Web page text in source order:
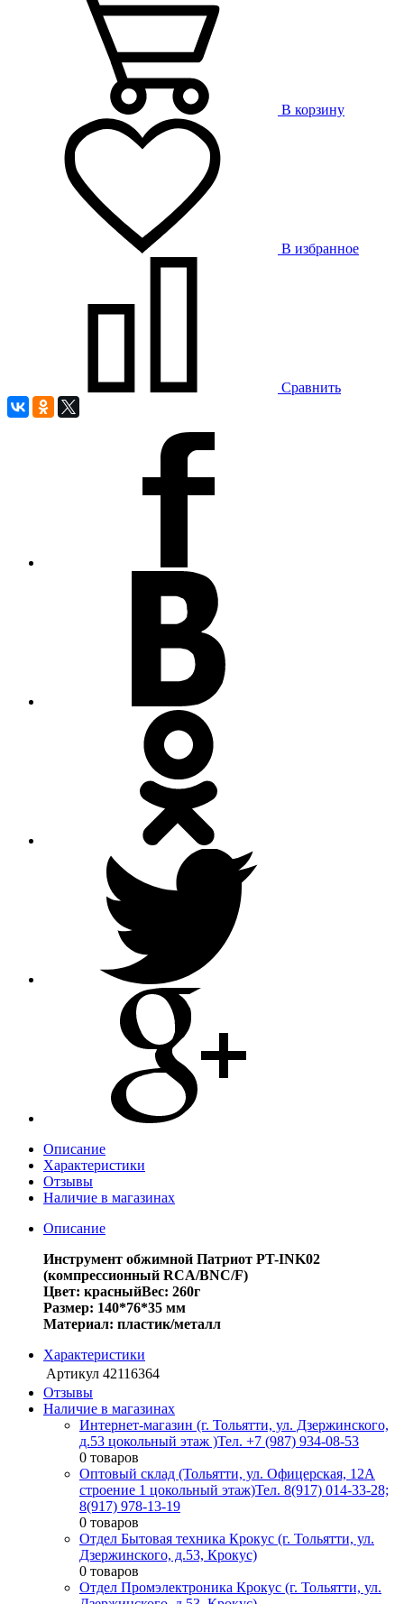
В корзину
В избранное
Сравнить
Описание
Характеристики
Отзывы
Наличие в магазинах
Описание
Инструмент обжимной Патриот PT-INK02
(компрессионный RCA/BNC/F)
Цвет: красныйВес: 260г
Размер: 140*76*35 мм
Материал: пластик/металл
Характеристики
Артикул 42116364
Отзывы
Наличие в магазинах
Интернет-магазин (г. Тольятти, ул. Дзержинского,
д.53 цокольный этаж )Тел. +7 (987) 934-08-53
0 товаров
Оптовый склад (Тольятти, ул. Офицерская, 12А
строение 1 цокольный этаж)Тел. 8(917) 014-33-28;
8(917) 978-13-19
0 товаров
Отдел Бытовая техника Крокус (г. Тольятти, ул.
Дзержинского, д.53, Крокус)
0 товаров
Отдел Промэлектроника Крокус (г. Тольятти, ул.